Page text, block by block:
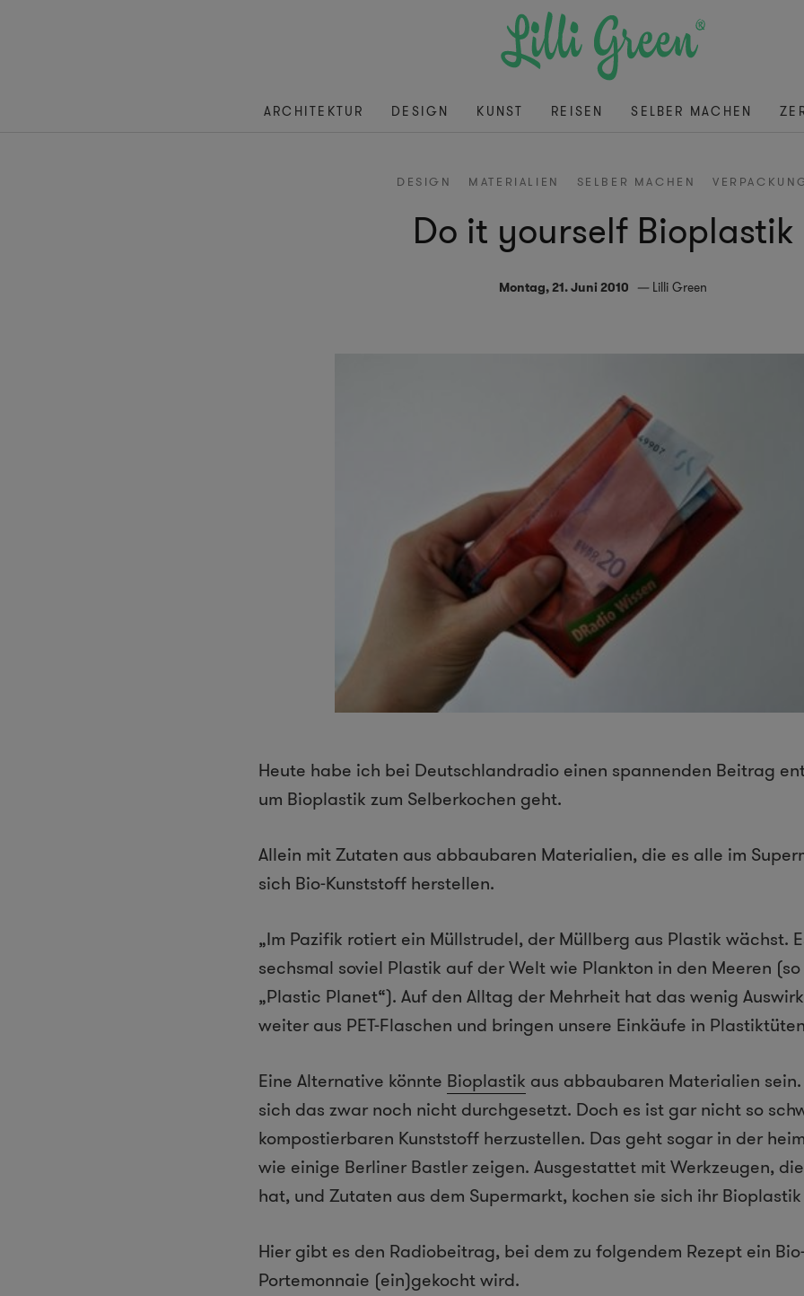
ARCHITEKTUR DESIGN KUNST REISEN SELBER MACHEN
DESIGN MATERIALIEN SELBER MACHEN
Do it yourself Bioplastik
Montag, 21. Juni 2010 Lilli Green
Heute habe ich bei Deutschlandradio einen spannenden Beitrag
um Bioplastik zum Selberkochen geht.
Allein mit Zutaten aus abbaubaren Materialien, die es alle im
sich Bio-Kunststoff herstellen.
„Im Pazifik rotiert ein Müllstrudel, der Müllberg aus Plastik wächst.
sechsmal soviel Plastik auf der Welt wie Plankton in den Meeren
„Plastic Planet“). Auf den Alltag der Mehrheit hat das wenig
weiter aus PET-Flaschen und bringen unsere Einkäufe in
Eine Alternative könnte Bioplastik aus abbaubaren Materialien
sich das zwar noch nicht durchgesetzt. Doch es ist gar nicht so
kompostierbaren Kunststoff herzustellen. Das geht sogar in der
wie einige Berliner Bastler zeigen. Ausgestattet mit Werkzeugen,
hat, und Zutaten aus dem Supermarkt, kochen sie sich ihr
Hier gibt es den Radiobeitrag, bei dem zu folgendem Rezept ein
Portemonnaie (ein)gekocht wird.